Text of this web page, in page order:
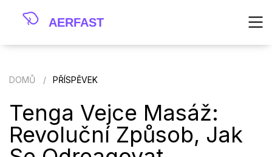
DOMŮ PŘÍSPĚVEK
Tenga Vejce Masáž:
Revoluční Způsob, Jak